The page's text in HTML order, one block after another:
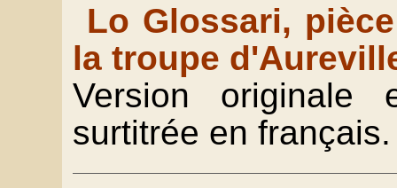
Lo Glossari,
la troupe
Version originale
surtitrée en français.